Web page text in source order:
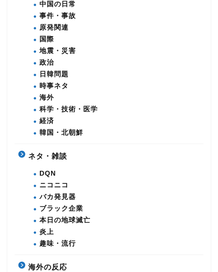
中国の日常
事件・事故
原発関連
国際
地震・災害
政治
日韓問題
時事ネタ
海外
科学・技術・医学
経済
韓国・北朝鮮
ネタ・雑談
DQN
ニコニコ
バカ発見器
ブラック企業
本日の地球滅亡
炎上
趣味・流行
海外の反応